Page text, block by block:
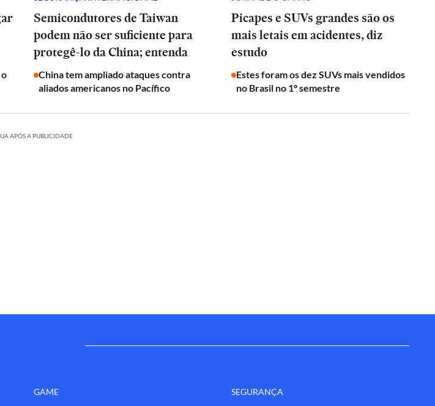
Semicondutores de Taiwan
podem não ser suficiente para
protegê-lo da China; entenda
China tem ampliado ataques contra
aliados americanos no Pacífico
Picapes e SUVs grandes são os
mais letais em acidentes, diz
estudo
Estes foram os dez SUVs mais vendidos
no Brasil no 1º semestre
APÓS A PUBLICIDADE
GAME SEGURANÇA